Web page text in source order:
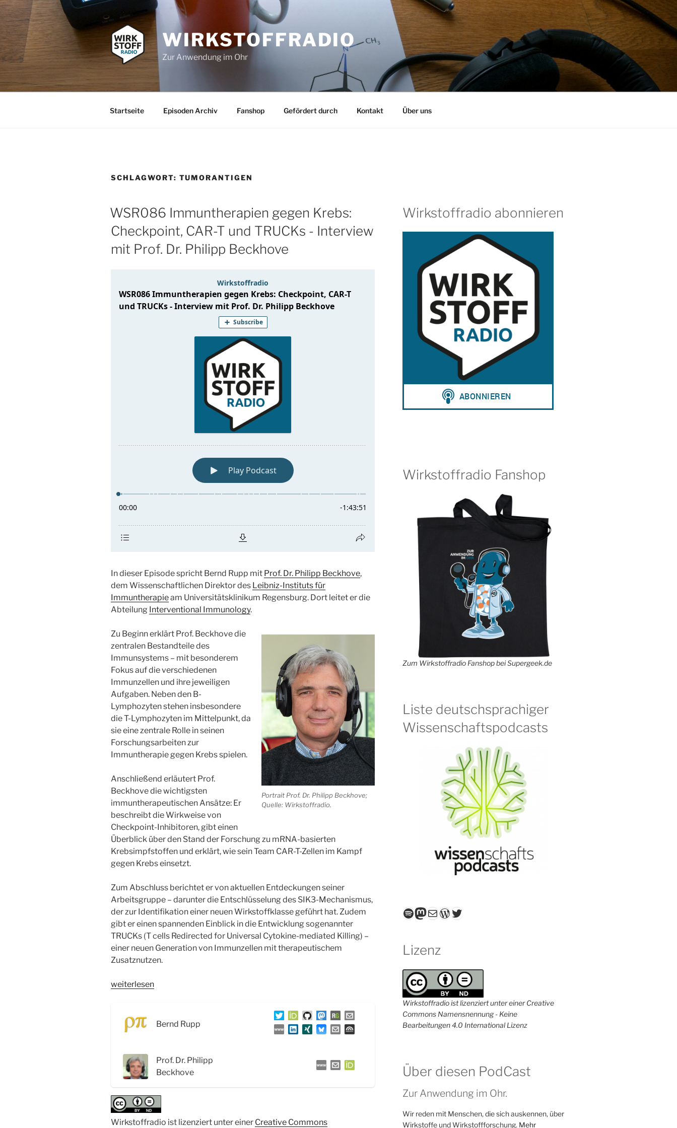
Zum
Inhalt
springen
WIRKSTOFFRADIO
Zur Anwendung im Ohr
Startseite Episoden Archiv Fanshop Gefördert durch Kontakt Über uns
SCHLAGWORT: TUMORANTIGEN
WSR086 Immuntherapien gegen Krebs:
Checkpoint, CAR-T und TRUCKs - Interview
mit Prof. Dr. Philipp Beckhove
In dieser Episode spricht Bernd Rupp mit Prof. Dr. Philipp Beckhove,
dem Wissenschaftlichen Direktor des Leibniz-Instituts für
Immuntherapieam Universitätsklinikum Regensburg. Dort leitet er die
Abteilung Interventional Immunology.
Portrait Prof. Dr. Philipp Beckhove;
Quelle: Wirkstoffradio.
Zu Beginn erklärt Prof. Beckhove die
zentralen Bestandteile des
Immunsystems – mit besonderem
Fokus auf die verschiedenen
Immunzellen und ihre jeweiligen
Aufgaben. Neben den B-
Lymphozyten stehen insbesondere
die T-Lymphozyten im Mittelpunkt, da
sie eine zentrale Rolle in seinen
Forschungsarbeiten zur
Immuntherapie gegen Krebs spielen.
Anschließend erläutert Prof.
Beckhove die wichtigsten
immuntherapeutischen Ansätze: Er
beschreibt die Wirkweise von
Checkpoint-Inhibitoren, gibt einen
Überblick über den Stand der Forschung zu mRNA-basierten
Krebsimpfstoffen und erklärt, wie sein Team CAR-T-Zellen im Kampf
gegen Krebs einsetzt.
Zum Abschluss berichtet er von aktuellen Entdeckungen seiner
Arbeitsgruppe – darunter die Entschlüsselung des SIK3-Mechanismus,
der zur Identifikation einer neuen Wirkstoffklasse geführt hat. Zudem
gibt er einen spannenden Einblick in die Entwicklung sogenannter
TRUCKs (T cells Redirected for Universal Cytokine-mediated Killing) –
einer neuen Generation von Immunzellen mit therapeutischem
Zusatznutzen.
„WSR086
Krebs:
Checkpoint,
und
TRUCKs
Interview
mit
weiterlesen
Bernd Rupp
Prof. Dr. Philipp
Beckhove
Wirkstoffradio ist lizenziert unter einer Creative Commons
Wirkstoffradio abonnieren
Wirkstoffradio Fanshop
Zum Wirkstoffradio Fanshop bei Supergeek.de
Liste deutschsprachiger
Wissenschaftspodcasts
Spotify
Mastodon
E-MailWordPress
Twitter
Lizenz
Wirkstoffradio ist lizenziert unter einer Creative
Commons Namensnennung - Keine
Bearbeitungen 4.0 International Lizenz
Über diesen PodCast
Zur Anwendung im Ohr.
Wir reden mit Menschen, die sich auskennen, über
Wirkstoffe und Wirkstoffforschung. Mehr